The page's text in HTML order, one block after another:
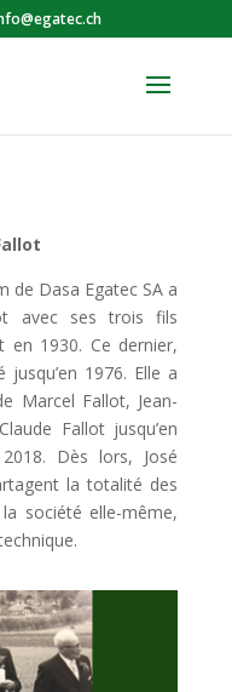
de Dasa Egatec SA a
avec ses trois fils
en 1930. Ce dernier,
1976. Elle a
Marcel Fallot, Jean-
Fallot jusqu’en
Dès lors, José
la totalité des
société elle-même,